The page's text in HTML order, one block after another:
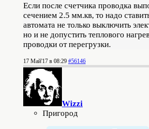
Если после счетчика проводка
сечением 2.5 мм.кв, то надо
автомата не только выключить
но и не допустить теплового
проводки от перегрузки.
17 Май'17 в 08:29 #56146
Wizzi
Пригород